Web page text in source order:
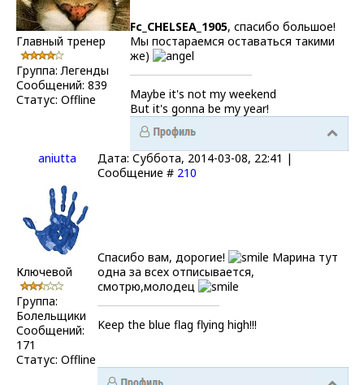
Главный тренер
Группа: Легенды
Сообщений: 839
Статус: Offline
Fc_CHELSEA_1905, спасибо большое!
Мы постараемся оставаться такими
же)
Maybe it's not my weekend
But it's gonna be my year!
aniutta
Дата: Суббота, 2014-03-08, 22:41 |
Сообщение # 210
Ключевой
Группа:
Болельщики
Сообщений:
171
Статус: Offline
Спасибо вам, дорогие!
Марина тут
одна за всех отписывается,
смотрю,молодец
Keep the blue flag flying high!!!